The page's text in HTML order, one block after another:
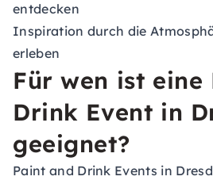
entdecken
Inspiration durch die
erleben
Für wen ist eine
Drink Event in
geeignet?
Paint and Drink Events in